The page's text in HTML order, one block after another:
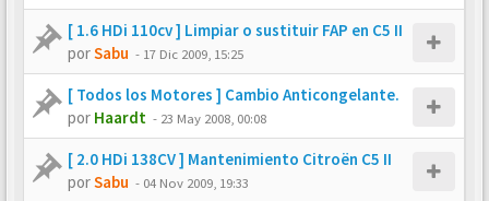
[ 1.6 HDi 110cv ] Limpiar o sustituir FAP en C5 II
porSabu - 17 Dic 2009, 15:25
[ Todos los Motores ] Cambio Anticongelante.
por Haardt - 23 May 2008, 00:08
[ 2.0 HDi 138CV ] Mantenimiento Citroën C5 II
porSabu - 04 Nov 2009, 19:33